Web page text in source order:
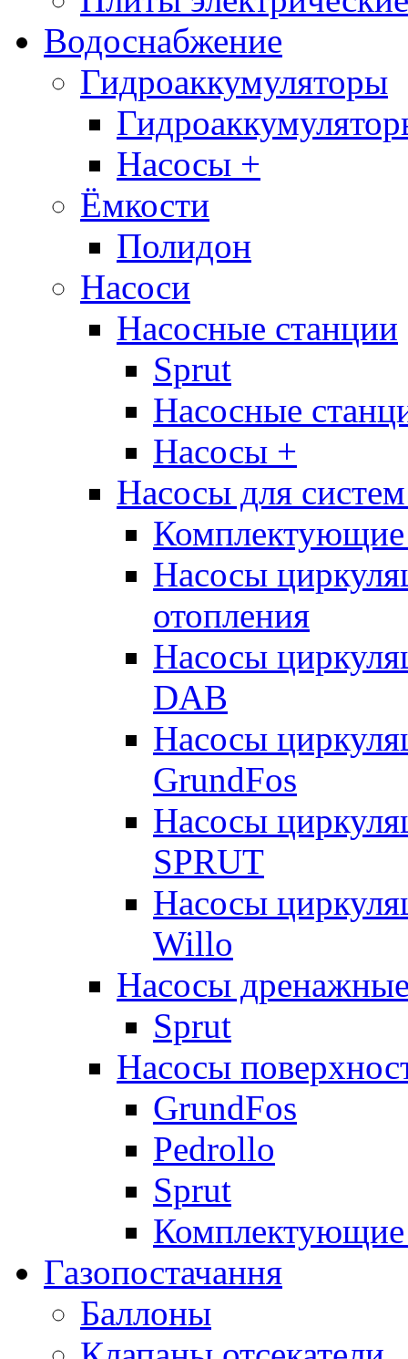
Водоснабжение
Гидроаккумуляторы
Насосы +
Ёмкости
Полидон
Насоси
Насосные станции
Sprut
Насосные
Насосы +
Насосы для
Комплектующие
Насосы
отопления
Насосы
DAB
Насосы
GrundFos
Насосы
SPRUT
Насосы
Willo
Насосы
Sprut
Насосы
GrundFos
Pedrollo
Sprut
Комплектующие
Газопостачання
Баллоны